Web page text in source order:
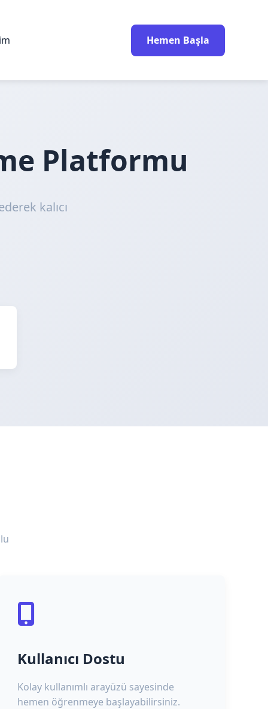
Hemen Başla
Platformu
kalıcı
Kullanıcı Dostu
Kolay kullanımlı arayüzü sayesinde
hemen öğrenmeye başlayabilirsiniz.